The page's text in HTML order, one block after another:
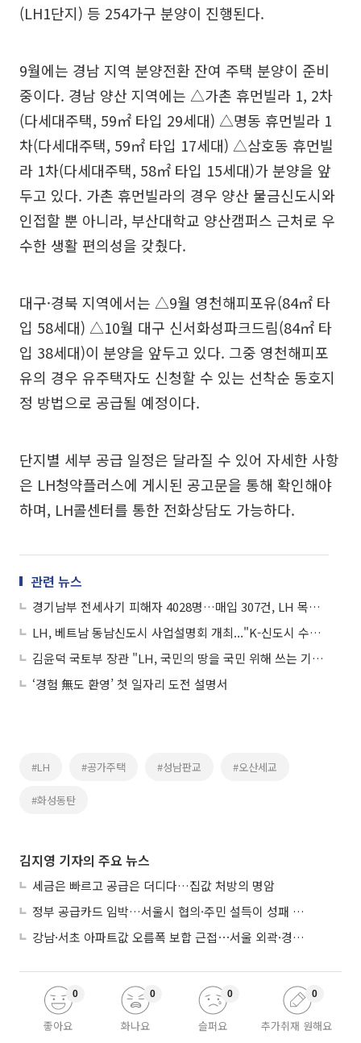
(LH1단지) 등 254가구 분양이 진행된다.
9월에는 경남 지역 분양전환 잔여 주택 분양이 준비
중이다. 경남 양산 지역에는 △가촌 휴먼빌라 1, 2차
(다세대주택, 59㎡ 타입 29세대) △명동 휴먼빌라 1
차(다세대주택, 59㎡ 타입 17세대) △삼호동 휴먼빌
라 1차(다세대주택, 58㎡ 타입 15세대)가 분양을 앞
두고 있다. 가촌 휴먼빌라의 경우 양산 물금신도시와
인접할 뿐 아니라, 부산대학교 양산캠퍼스 근처로 우
수한 생활 편의성을 갖췄다.
대구·경북 지역에서는 △9월 영천해피포유(84㎡ 타
입 58세대) △10월 대구 신서화성파크드림(84㎡ 타
입 38세대)이 분양을 앞두고 있다. 그중 영천해피포
유의 경우 유주택자도 신청할 수 있는 선착순 동호지
정 방법으로 공급될 예정이다.
단지별 세부 공급 일정은 달라질 수 있어 자세한 사항
은 LH청약플러스에 게시된 공고문을 통해 확인해야
하며, LH콜센터를 통한 전화상담도 가능하다.
관련 뉴스
경기남부 전세사기 피해자 4028명…매입 307건, LH 목표와 괴리 심각
LH, 베트남 동남신도시 사업설명회 개최..."K-신도시 수출 첫 사례"
김윤덕 국토부 장관 "LH, 국민의 땅을 국민 위해 쓰는 기관으로 거듭나야"
‘경험 無도 환영’ 첫 일자리 도전 설명서
#LH #공가주택 #성남판교 #오산세교
#화성동탄
김지영 기자의 주요 뉴스
세금은 빠르고 공급은 더디다…집값 처방의 명암
정부 공급카드 임박…서울시 협의·주민 설득이 성패 가른다
강남·서초 아파트값 오름폭 보합 근접⋯서울 외곽·경기 남부 중심 매수세
좋아요
0
화나요
0
슬퍼요
0
추가취재 원해요
0